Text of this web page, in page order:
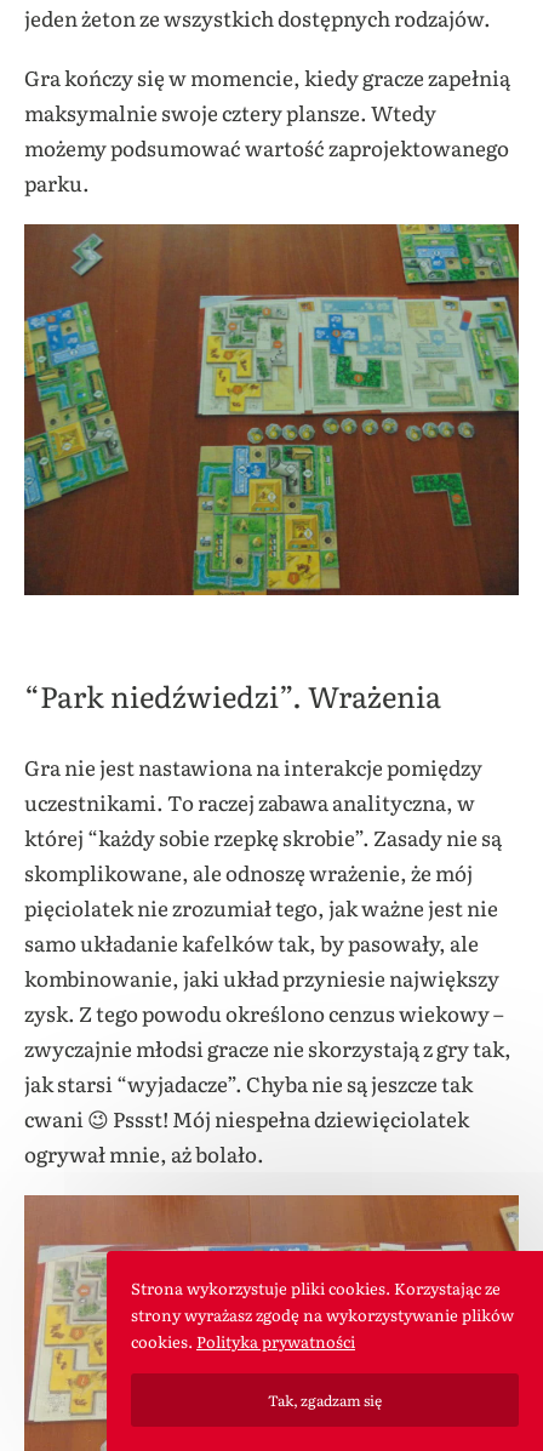
jeden żeton ze wszystkich dostępnych rodzajów.
Gra kończy się w momencie, kiedy gracze zapełnią
maksymalnie swoje cztery plansze. Wtedy
możemy podsumować wartość zaprojektowanego
parku.
“Park niedźwiedzi”. Wrażenia
Gra nie jest nastawiona na interakcje pomiędzy
uczestnikami. To raczej zabawa analityczna, w
której “każdy sobie rzepkę skrobie”. Zasady nie są
skomplikowane, ale odnoszę wrażenie, że mój
pięciolatek nie zrozumiał tego, jak ważne jest nie
samo układanie kafelków tak, by pasowały, ale
kombinowanie, jaki układ przyniesie największy
zysk. Z tego powodu określono cenzus wiekowy –
zwyczajnie młodsi gracze nie skorzystają z gry tak,
jak starsi “wyjadacze”. Chyba nie są jeszcze tak
cwani 😉 Pssst! Mój niespełna dziewięciolatek
ogrywał mnie, aż bolało.
Strona wykorzystuje pliki cookies. Korzystając ze
strony wyrażasz zgodę na wykorzystywanie plików
cookies. Polityka prywatności
Tak, zgadzam się